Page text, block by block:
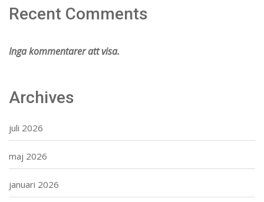
Recent Comments
Inga kommentarer att visa.
Archives
juli 2026
maj 2026
januari 2026